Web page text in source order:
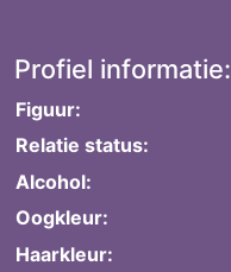
Profiel informatie:
Figuur:
Relatie status:
Alcohol:
Oogkleur:
Haarkleur: